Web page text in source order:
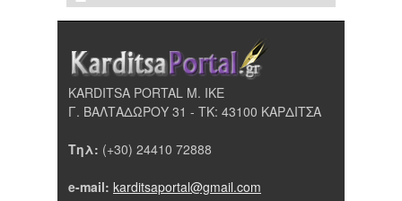
KARDITSA PORTAL Μ. ΙΚΕ
Γ. ΒΑΛΤΑΔΩΡΟΥ 31 - ΤΚ: 43100 ΚΑΡΔΙΤΣΑ
Τηλ: (+30) 24410 72888
e-mail: karditsaportal@gmail.com